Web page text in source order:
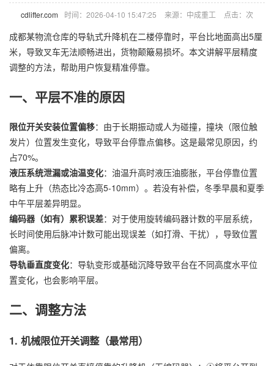
cdlifter.com 时间：2026-04-10 15:47:25 来源：中成重工 点击： 次
成都某物流仓库的导轨式升降机在二楼停靠时，平台比地面高出5厘
米，导致叉车无法顺畅进出，货物颠簸易损坏。本文讲解平层精度
调整的方法，帮助用户恢复精准停靠。
一、平层不准的原因
限位开关安装位置偏移：由于长期振动或人为碰撞，撞块（限位触
发片）位置发生变化，导致平台停靠点偏移。这是最常见原因，约
占70%。
液压系统泄漏或油温变化：油温升高时液压油膨胀，平台停靠位置
略有上升（热态比冷态高5-10mm）。若没有补偿，冬季早晨和夏季
中午平层差异明显。
编码器（如有）累积误差：对于使用旋转编码器计数的平层系统，
长时间使用后脉冲计数可能出现误差（如打滑、干扰），导致位置
偏离。
导轨垂直度变化：导轨变形或基础沉降导致平台在不同高度水平位
置变化，也会影响平层。
二、调整方法
1. 机械限位开关调整（最常用）